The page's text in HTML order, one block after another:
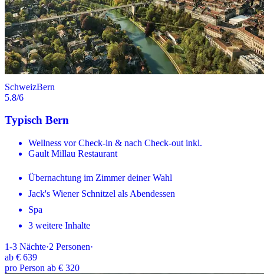
SchweizBern
5.8/6
Typisch Bern
Wellness vor Check-in & nach Check-out inkl.
Gault Millau Restaurant
Übernachtung im Zimmer deiner Wahl
Jack's Wiener Schnitzel als Abendessen
Spa
3 weitere Inhalte
1-3 Nächte·2 Personen·
ab € 639
pro Person ab € 320